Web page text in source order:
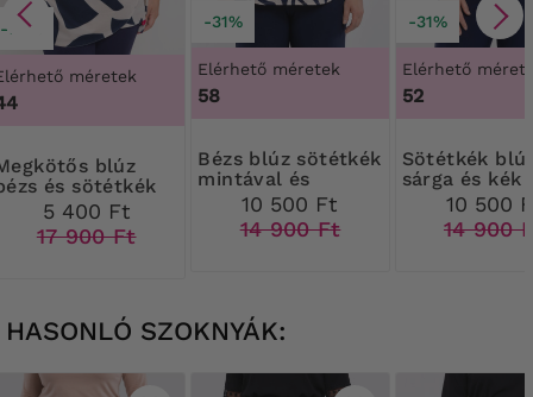
-70%
méretek
blúz
és sötétkék
5 400 Ft
17 900 Ft
-31%
Elérhető méretek
58
Bézs blúz sötétkék
mintával és
pöttyökkel
10 500 Ft
14 900 Ft
-31%
Elérhető
52
Sötétkék blúz
sárga és kék
virágokkal
10 500
14 900
HASONLÓ SZOKNYÁK: